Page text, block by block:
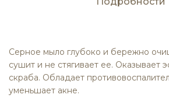
Серное мыло глубоко и бережно
сушит и не стягивает ее. Оказывает
скраба. Обладает
уменьшает акне.